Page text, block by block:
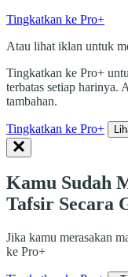
Tingkatkan ke Pro+
Atau lihat iklan untuk
Tingkatkan ke Pro+
terbatas setiap harinya.
tambahan.
Tingkatkan ke Pro+
Kamu Sudah
Tafsir Secara
Jika kamu merasakan
ke Pro+